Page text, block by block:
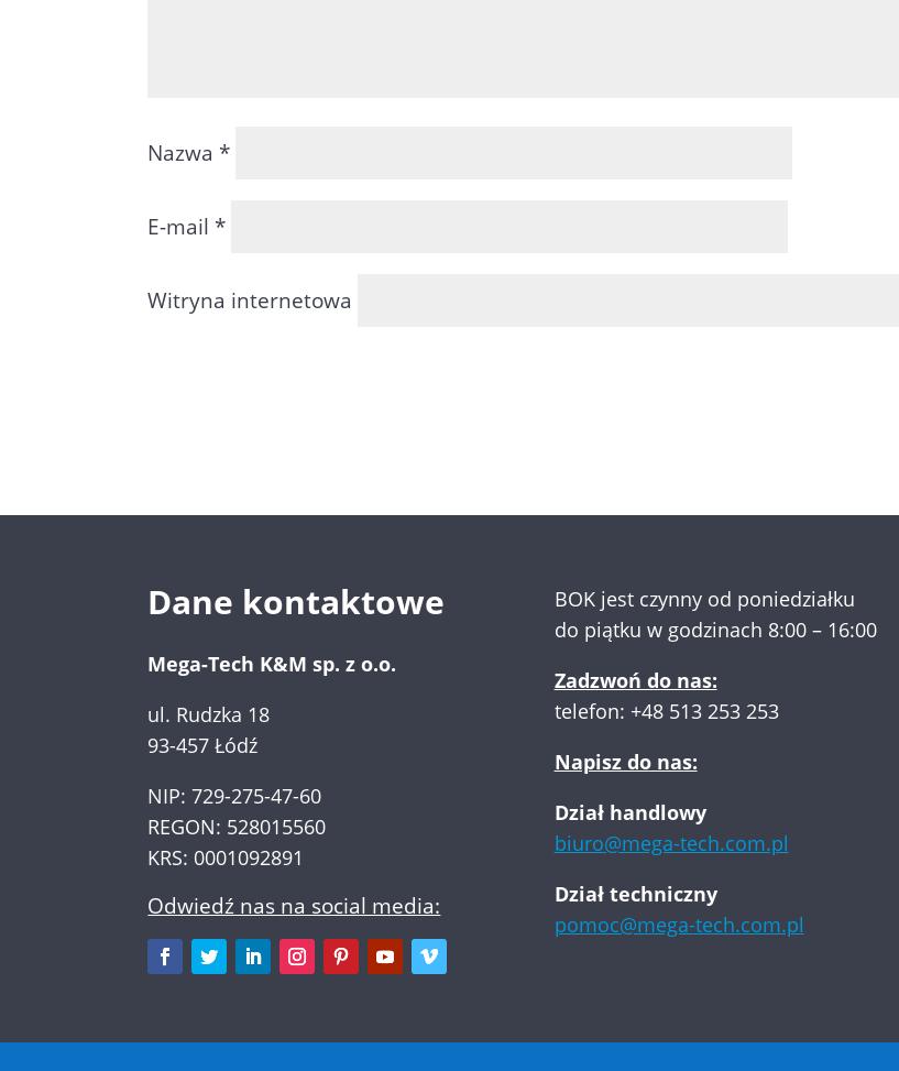
Nazwa *
E-mail *
Witryna internetowa
Dane kontaktowe
Mega-Tech K&M sp. z o.o.
ul. Rudzka 18
93-457 Łódź
NIP: 729-275-47-60
REGON: 528015560
KRS: 0001092891
Odwiedź nas na social media:
BOK jest czynny od poniedziałku
do piątku w godzinach 8:00 – 16:00
Zadzwoń do nas:
telefon: +48 513 253 253
Napisz do nas:
Dział handlowy
biuro@mega-tech.com.pl
Dział techniczny
pomoc@mega-tech.com.pl